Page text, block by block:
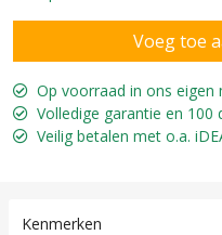
Op voorraad in ons eigen
Volledige garantie en 100
Veilig betalen met o.a.
Kenmerken